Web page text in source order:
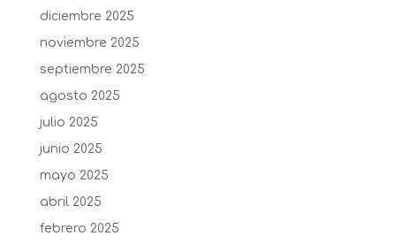
diciembre 2025
noviembre 2025
septiembre 2025
agosto 2025
julio 2025
junio 2025
mayo 2025
abril 2025
febrero 2025